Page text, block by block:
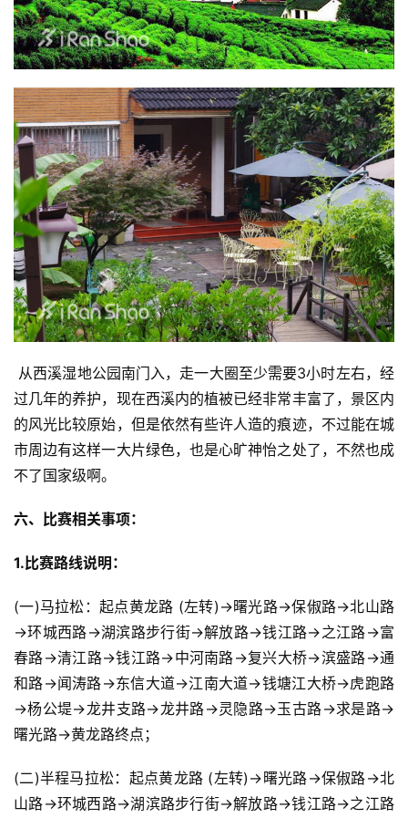
过几年的养护，现在西溪内的植被已经非常丰富了，景区内
的风光比较原始，但是依然有些许人造的痕迹，不过能在城
市周边有这样一大片绿色，也是心旷神怡之处了，不然也成
不了国家级啊。
六、比赛相关事项：
1.比赛路线说明：
(一)马拉松：起点黄龙路 (左转)→曙光路→保俶路→北山路
→环城西路→湖滨路步行街→解放路→钱江路→之江路→富
春路→清江路→钱江路→中河南路→复兴大桥→滨盛路→通
和路→闻涛路→东信大道→江南大道→钱塘江大桥→虎跑路
→杨公堤→龙井支路→龙井路→灵隐路→玉古路→求是路→
曙光路→黄龙路终点；
(二)半程马拉松：起点黄龙路 (左转)→曙光路→保俶路→北
山路→环城西路→湖滨路步行街→解放路→钱江路→之江路